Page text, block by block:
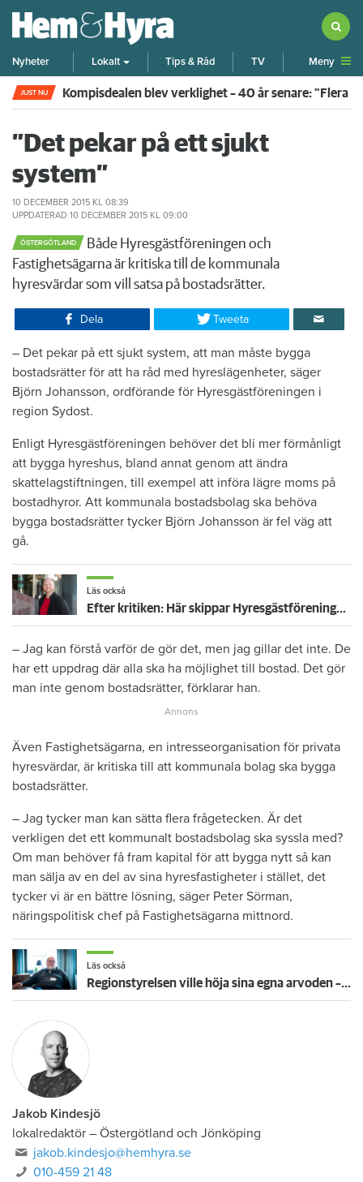
Nyheter Lokalt Tips & Råd TV Meny
JUST NU Kompisdealen blev verklighet – 40 år senare: "Flera
”Det pekar på ett sjukt
system”
10 DECEMBER 2015 KL 08:39
UPPDATERAD 10 DECEMBER 2015 KL 09:00
ÖSTERGÖTLAND
Både Hyresgästföreningen och
Fastighetsägarna är kritiska till de kommunala
hyresvärdar som vill satsa på bostadsrätter.
Dela Tweeta
– Det pekar på ett sjukt system, att man måste bygga
bostadsrätter för att ha råd med hyreslägenheter, säger
Björn Johansson, ordförande för Hyresgästföreningen i
region Sydost.
Enligt Hyresgästföreningen behöver det bli mer förmånligt
att bygga hyreshus, bland annat genom att ändra
skattelagstiftningen, till exempel att införa lägre moms på
bostadhyror. Att kommunala bostadsbolag ska behöva
bygga bostadsrätter tycker Björn Johansson är fel väg att
gå.
Läs också
Efter kritiken: Här skippar Hyresgästföreningen skiljemännen
– Jag kan förstå varför de gör det, men jag gillar det inte. De
har ett uppdrag där alla ska ha möjlighet till bostad. Det gör
man inte genom bostadsrätter, förklarar han.
Även Fastighetsägarna, en intresseorganisation för privata
hyresvärdar, är kritiska till att kommunala bolag ska bygga
bostadsrätter.
– Jag tycker man kan sätta flera frågetecken. Är det
verkligen det ett kommunalt bostadsbolag ska syssla med?
Om man behöver få fram kapital för att bygga nytt så kan
man sälja av en del av sina hyresfastigheter i stället, det
tycker vi är en bättre lösning, säger Peter Sörman,
näringspolitisk chef på Fastighetsägarna mittnord.
Läs också
Regionstyrelsen ville höja sina egna arvoden – ombuden sa nej: "Det finns inte i min värld"
Jakob Kindesjö
lokalredaktör – Östergötland och Jönköping
jakob.kindesjo@hemhyra.se
010-459 21 48